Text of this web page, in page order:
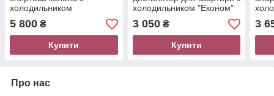
холодильником
дюйми від ТМ Samogray
5 800 ₴
Купити
холодильником "Економ"
3 050₴
Купити
3
Про нас